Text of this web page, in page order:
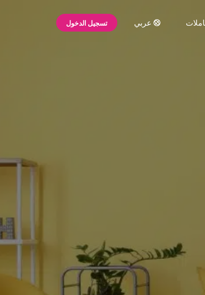
عربي تسجيل الدخول